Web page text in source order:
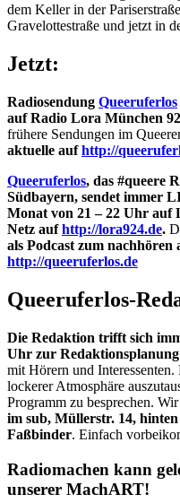
dem Keller in der
Gravelottestraße und jetzt in
Jetzt:
Radiosendung Queeruferlos
auf Radio Lora München
frühere Sendungen im
aktuelle aufhttp://
Queeruferlos, das #queere
Südbayern, sendet immer
Monat von 21 – 22 Uhr
Netz aufhttp://lora924.de.
als Podcast zum nachhören
http://queeruferlos.de
Queeruferlos-
Die Redaktion trifft sich
Uhr zur Redaktionsplanung
mit Hörern und
lockerer Atmosphäre
Programm zu besprechen.
im sub, Müllerstr. 14,
Faßbinder. Einfach
Radiomachen kann
unserer MachART!